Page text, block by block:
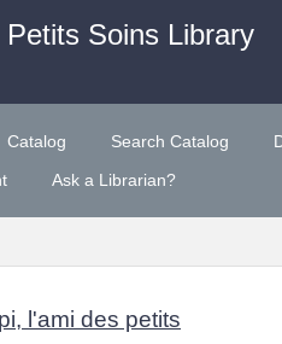
Petits Soins Library
Catalog Search Catalog
Ask a Librarian?
l'ami des petits